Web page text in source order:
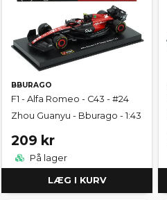
BBURAGO
F1 - Alfa Romeo - C43 - #24
Zhou Guanyu - Bburago - 1:43
209 kr
På lager
LÆG I KURV